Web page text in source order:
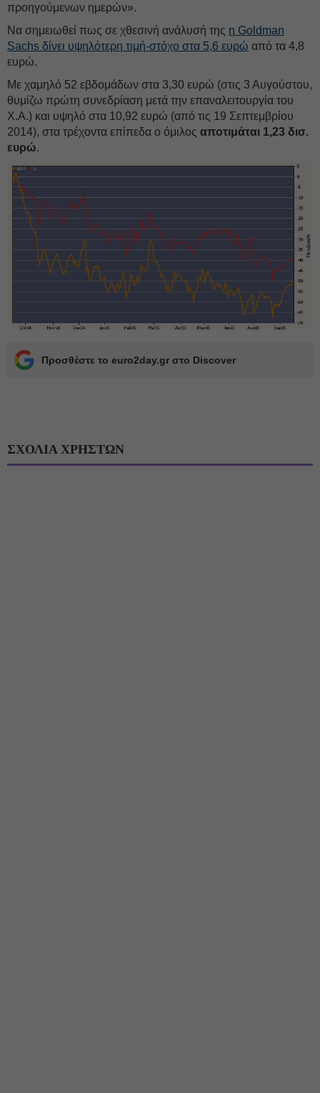
προηγούμενων ημερών».
Να σημειωθεί πως σε χθεσινή ανάλυσή της η Goldman
Sachs δίνει υψηλότερη τιμή-στόχο στα 5,6 ευρώ από τα 4,8
ευρώ.
Με χαμηλό 52 εβδομάδων στα 3,30 ευρώ (στις 3 Αυγούστου,
θυμίζω πρώτη συνεδρίαση μετά την επαναλειτουργία του
Χ.Α.) και υψηλό στα 10,92 ευρώ (από τις 19 Σεπτεμβρίου
2014), στα τρέχοντα επίπεδα ο όμιλος αποτιμάται 1,23 δισ.
ευρώ.
Προσθέστε το euro2day.gr στο Discover
ΣΧΟΛΙΑ ΧΡΗΣΤΩΝ